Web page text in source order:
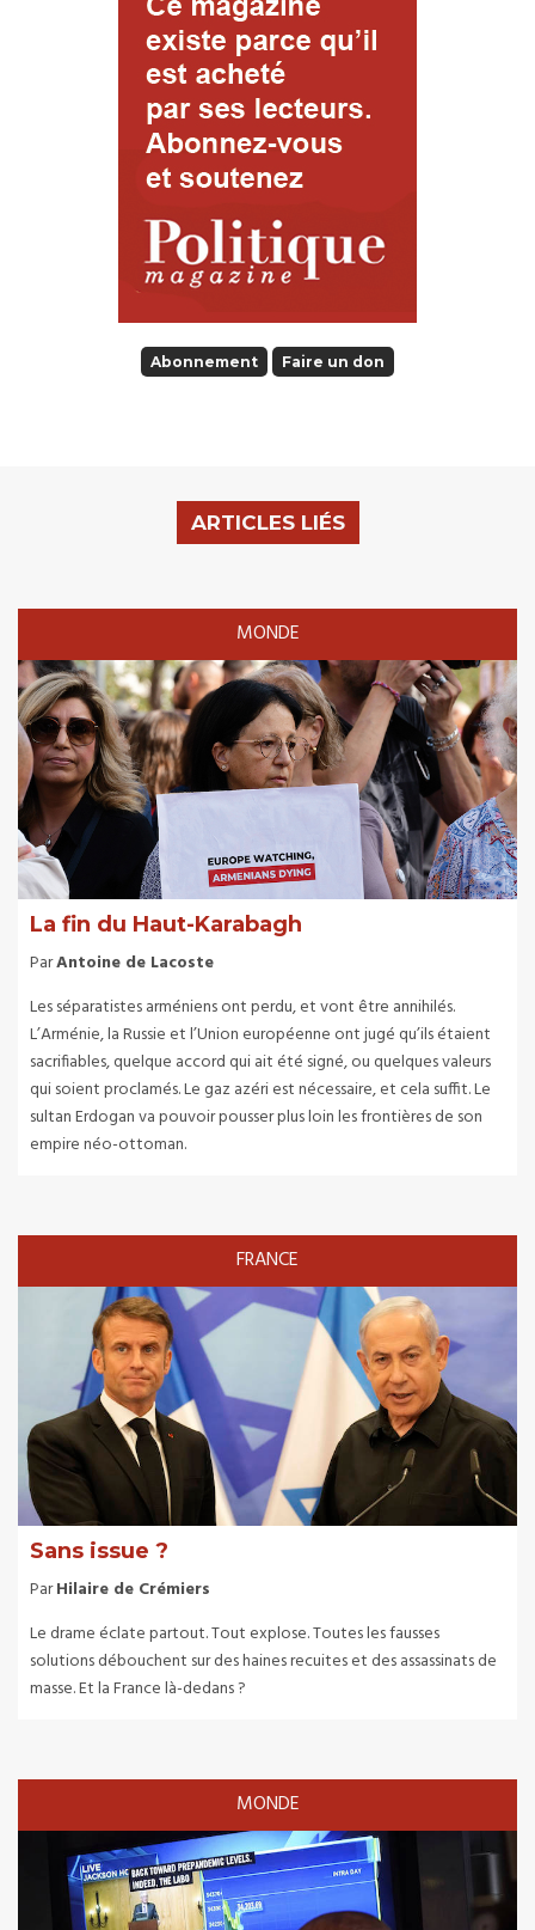
Abonnement Faire un don
ARTICLES LIÉS
MONDE
La fin du Haut-Karabagh
ParAntoine de Lacoste
Les séparatistes arméniens ont perdu, et vont être annihilés.
L’Arménie, la Russie et l’Union européenne ont jugé qu’ils étaient
sacrifiables, quelque accord qui ait été signé, ou quelques valeurs
qui soient proclamés. Le gaz azéri est nécessaire, et cela suffit. Le
sultan Erdogan va pouvoir pousser plus loin les frontières de son
empire néo-ottoman.
FRANCE
Sans issue ?
ParHilaire de Crémiers
Le drame éclate partout. Tout explose. Toutes les fausses
solutions débouchent sur des haines recuites et des assassinats de
masse. Et la France là-dedans ?
MONDE